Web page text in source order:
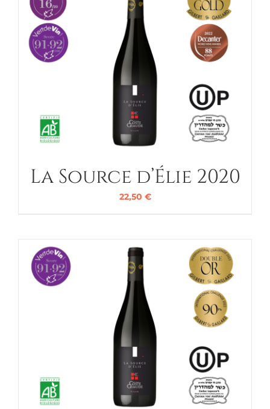
La Source d’Élie 2020
22,50 €